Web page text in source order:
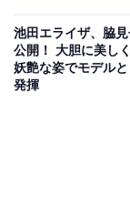
池田エライザ、脇
公開！ 大胆に美し
妖艶な姿でモデル
発揮